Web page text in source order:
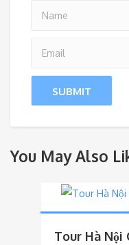
You May Also
Tour Hà Nội